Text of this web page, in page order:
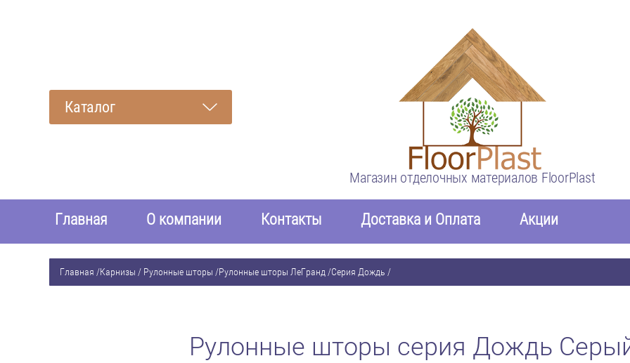
Каталог
Магазин отделочных материалов FloorPlast
Главная О компании Контакты Доставка и Оплата Акции
Главная /Карнизы / Рулонные шторы /Рулонные шторы ЛеГранд/Серия Дождь /
Рулонные шторы серия Дождь